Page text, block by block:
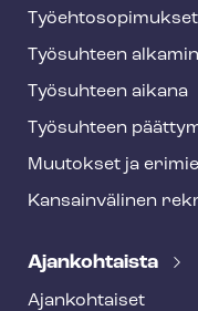
Työ­eh­to­so­pi­muk­set
Työsuhteen
Työsuhteen aikana
Työsuhteen
Muutokset ja
Kansainvälinen
Ajankohtaista
Ajankohtaiset